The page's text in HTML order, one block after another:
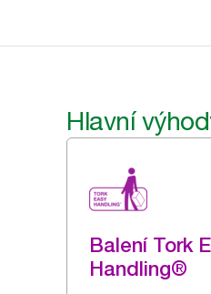
Hlavní
Balení Tork
Handling®